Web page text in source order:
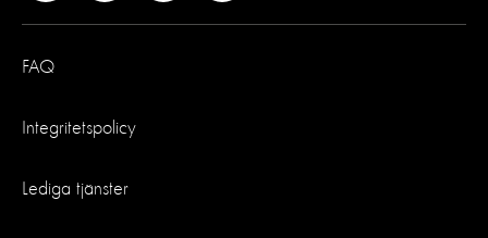
FAQ
Integritetspolicy
Lediga tjänster